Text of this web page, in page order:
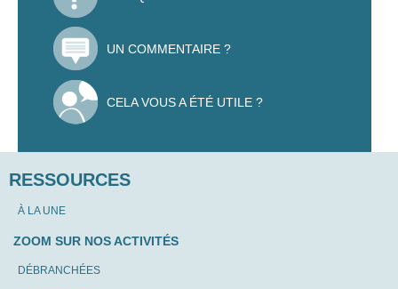
UN COMMENTAIRE ?
CELA VOUS A ÉTÉ UTILE ?
RESSOURCES
À LA UNE
ZOOM SUR NOS ACTIVITÉS
DÉBRANCHÉES